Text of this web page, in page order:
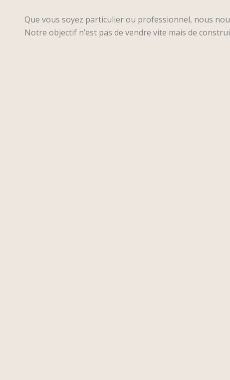
Que vous soyez particulier ou professionnel, nous
Notre objectif n’est pas de vendre vite mais de